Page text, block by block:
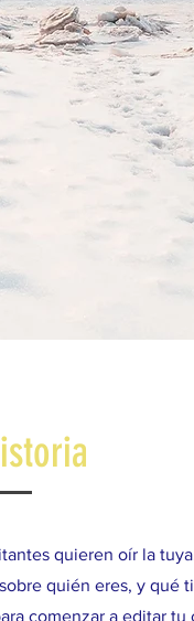
quieren oír la
quién eres, y qué
comenzar a editar tu